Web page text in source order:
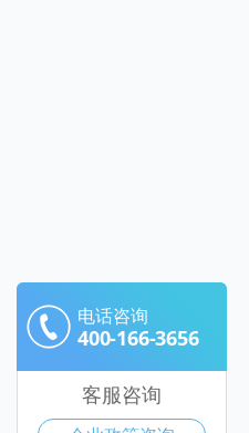
电话咨询
400-166-3656
客服咨询